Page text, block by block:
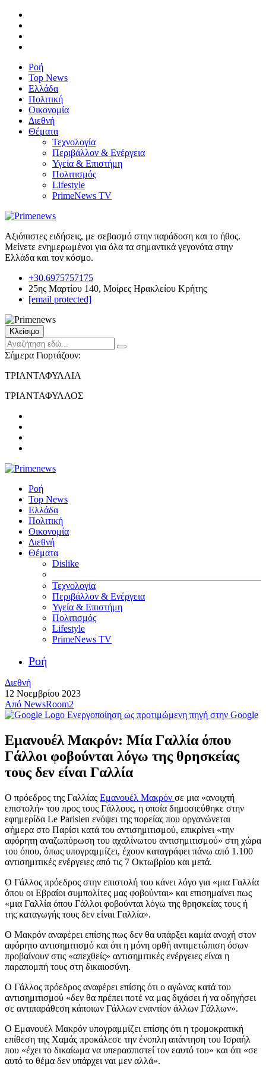
Ροή
Top News
Ελλάδα
Πολιτική
Οικονομία
Διεθνή
Θέματα
Τεχνολογία
Περιβάλλον & Ενέργεια
Υγεία & Επιστήμη
Πολιτισμός
Lifestyle
PrimeNews TV
Αξιόπιστες ειδήσεις, με σεβασμό στην παράδοση και το ήθος.
Μείνετε ενημερωμένοι για όλα τα σημαντικά γεγονότα στην
Ελλάδα και τον κόσμο.
+30.6975757175
25ης Μαρτίου 140, Μοίρες Ηρακλείου Κρήτης
[email protected]
Κλείσιμο
Σήμερα Γιορτάζουν:
ΤΡΙΑΝΤΑΦΥΛΛΙΑ
ΤΡΙΑΝΤΑΦΥΛΛΟΣ
Ροή
Top News
Ελλάδα
Πολιτική
Οικονομία
Διεθνή
Θέματα
Dislike
Τεχνολογία
Περιβάλλον & Ενέργεια
Υγεία & Επιστήμη
Πολιτισμός
Lifestyle
PrimeNews TV
Ροή
Διεθνή
12 Νοεμβρίου 2023
Από NewsRoom2
Ενεργοποίηση ως προτιμώμενη πηγή στην Google
Εμανουέλ Μακρόν: Μία Γαλλία όπου
Γάλλοι φοβούνται λόγω της θρησκείας
τους δεν είναι Γαλλία
Ο πρόεδρος της Γαλλίας Εμανουέλ Μακρόν σε μια «ανοιχτή
επιστολή» του προς τους Γάλλους, η οποία δημοσιεύθηκε στην
εφημερίδα Le Parisien ενόψει της πορείας που οργανώνεται
σήμερα στο Παρίσι κατά του αντισημιτισμού, επικρίνει «την
αφόρητη αναζωπύρωση του αχαλίνωτου αντισημιτισμού» στη χώρα
του όπου, όπως υπογραμμίζει, έχουν καταγράφει πάνω από 1.100
αντισημιτικές ενέργειες από τις 7 Οκτωβρίου και μετά.
Ο Γάλλος πρόεδρος στην επιστολή του κάνει λόγο για «μια Γαλλία
όπου οι Εβραίοι συμπολίτες μας φοβούνται» και επισημαίνει πως
«μια Γαλλία όπου Γάλλοι φοβούνται λόγω της θρησκείας τους ή
της καταγωγής τους δεν είναι Γαλλία».
Ο Μακρόν αναφέρει επίσης πως δεν θα υπάρξει καμία ανοχή στον
αφόρητο αντισημιτισμό και ότι η μόνη ορθή αντιμετώπιση όσων
προβαίνουν στις «απεχθείς» αντισημιτικές ενέργειες είναι η
παραπομπή τους στη δικαιοσύνη.
Ο Γάλλος πρόεδρος αναφέρει επίσης ότι ο αγώνας κατά του
αντισημιτισμού «δεν θα πρέπει ποτέ να μας διχάσει ή να οδηγήσει
σε αντιπαράθεση κάποιων Γάλλων εναντίον άλλων Γάλλων».
Ο Εμανουέλ Μακρόν υπογραμμίζει επίσης ότι η τρομοκρατική
επίθεση της Χαμάς προκάλεσε την ένοπλη απάντηση του Ισραήλ
που «έχει το δικαίωμα να υπερασπιστεί τον εαυτό του» και ότι «σε
αυτό το θέμα δεν υπάρχει ναι μεν αλλά».